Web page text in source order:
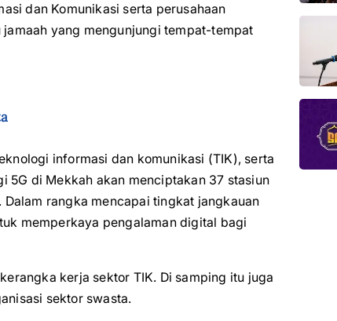
dan Komunikasi serta perusahaan
yang mengunjungi tempat-tempat
informasi dan komunikasi (TIK), serta
5G di Mekkah akan menciptakan 37 stasiun
rangka mencapai tingkat jangkauan
memperkaya pengalaman digital bagi
kerja sektor TIK. Di samping itu juga
sektor swasta.